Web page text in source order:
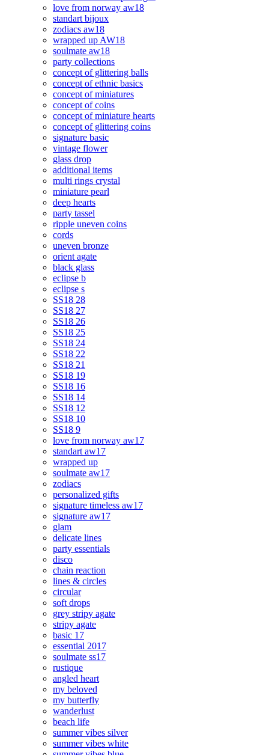
love from norway aw18
standart bijoux
zodiacs aw18
wrapped up AW18
soulmate aw18
party collections
concept of glittering balls
concept of ethnic basics
concept of miniatures
concept of coins
concept of miniature hearts
concept of glittering coins
signature basic
vintage flower
glass drop
additional items
multi rings crystal
miniature pearl
deep hearts
party tassel
ripple uneven coins
cords
uneven bronze
orient agate
black glass
eclipse b
eclipse s
SS18 28
SS18 27
SS18 26
SS18 25
SS18 24
SS18 22
SS18 21
SS18 19
SS18 16
SS18 14
SS18 12
SS18 10
SS18 9
love from norway aw17
standart aw17
wrapped up
soulmate aw17
zodiacs
personalized gifts
signature timeless aw17
signature aw17
glam
delicate lines
party essentials
disco
chain reaction
lines & circles
circular
soft drops
grey stripy agate
stripy agate
basic 17
essential 2017
soulmate ss17
rustique
angled heart
my beloved
my butterfly
wanderlust
beach life
summer vibes silver
summer vibes white